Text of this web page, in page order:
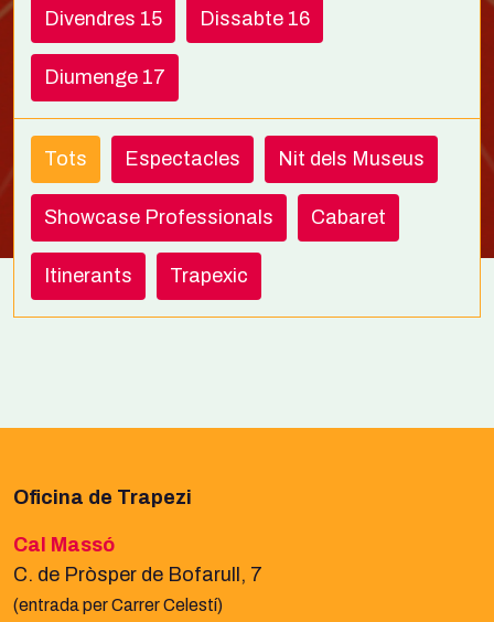
Divendres 15 Dissabte 16
Diumenge 17
Tots Espectacles Nit dels Museus
Showcase Professionals Cabaret
Itinerants Trapexic
Oficina de Trapezi
Cal Massó
C. de Pròsper de Bofarull, 7
(entrada per Carrer Celestí)